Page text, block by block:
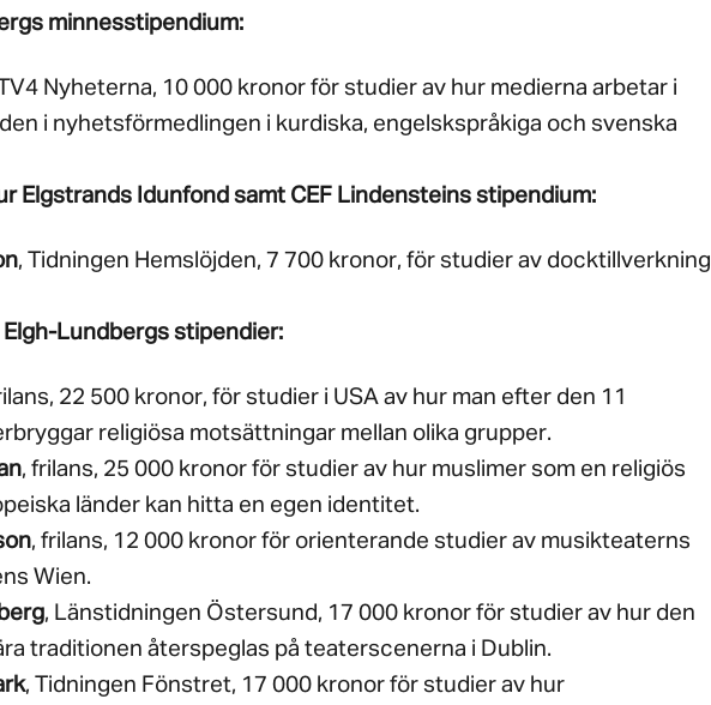
minnesstipendium:
Nyheterna, 10 000 kronor för studier av hur medierna arbetar i
i nyhetsförmedlingen i kurdiska, engelskspråkiga och svenska
Elgstrands Idunfond samt CEF Lindensteins stipendium:
, Tidningen Hemslöjden, 7 700 kronor, för studier av docktillverkning
Lundbergs stipendier:
22 500 kronor, för studier i USA av hur man efter den 11
religiösa motsättningar mellan olika grupper.
, frilans, 25 000 kronor för studier av hur muslimer som en religiös
länder kan hitta en egen identitet.
, frilans, 12 000 kronor för orienterande studier av musikteaterns
Wien.
, Länstidningen Östersund, 17 000 kronor för studier av hur den
traditionen återspeglas på teaterscenerna i Dublin.
, Tidningen Fönstret, 17 000 kronor för studier av hur